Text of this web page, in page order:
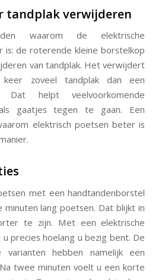
tandplak verwijderen
waarom de elektrische
is: de roterende kleine borstelkop
van tandplak. Het verwijdert
zoveel tandplak dan een
Dat helpt veelvoorkomende
gaatjes tegen te gaan. Een
elektrisch poetsen beter is
met een handtandenborstel
lang poetsen. Dat blijkt in
te zijn. Met een elektrische
precies hoelang u bezig bent. De
varianten hebben namelijk een
twee minuten voelt u een korte